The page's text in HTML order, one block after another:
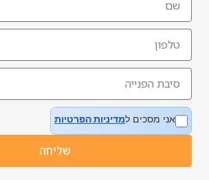
אני מסכים למדיניות הפרטיות
שליחה